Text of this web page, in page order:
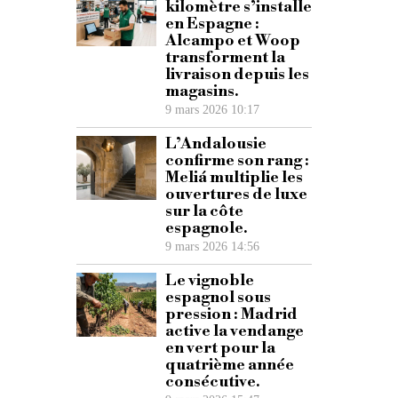
kilomètre s’installe
en Espagne :
Alcampo et Woop
transforment la
livraison depuis les
magasins.
9 mars 2026 10:17
L’Andalousie
confirme son rang :
Meliá multiplie les
ouvertures de luxe
sur la côte
espagnole.
9 mars 2026 14:56
Le vignoble
espagnol sous
pression : Madrid
active la vendange
en vert pour la
quatrième année
consécutive.